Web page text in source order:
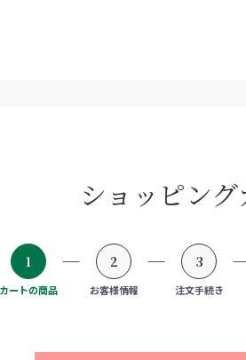
ショッピング
1
カートの商品
2
お客様情報
3
注文手続き